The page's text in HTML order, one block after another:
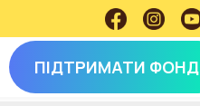
ПІДТРИМАТИ ФОНД